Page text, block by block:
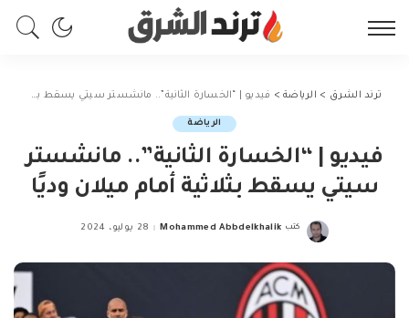
ترند الشرق > الرياضة> فيديو | “الخسارة الثانية”.. مانشستر سيتي يسقط بثلاثية أمام ميلان وديًا
الرياضة
فيديو | “الخسارة الثانية”.. مانشستر
سيتي يسقط بثلاثية أمام ميلان وديًا
Posted
كتب Mohammed Abbdelkhalik 28 يوليو، 2024